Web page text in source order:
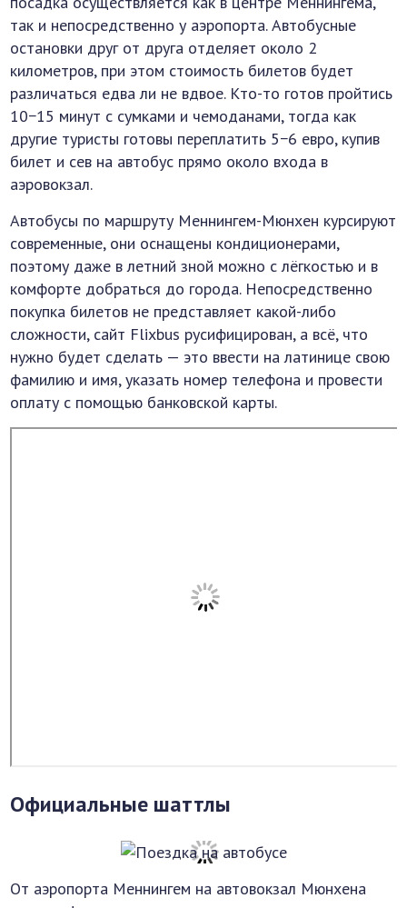
так и непосредственно у аэропорта. Автобусные
остановки друг от друга отделяет около 2
километров, при этом стоимость билетов будет
различаться едва ли не вдвое. Кто-то готов пройтись
10−15 минут с сумками и чемоданами, тогда как
другие туристы готовы переплатить 5−6 евро, купив
билет и сев на автобус прямо около входа в
аэровокзал.
Автобусы по маршруту Меннингем-Мюнхен курсируют
современные, они оснащены кондиционерами,
поэтому даже в летний зной можно с лёгкостью и в
комфорте добраться до города. Непосредственно
покупка билетов не представляет какой-либо
сложности, сайт Flixbus русифицирован, а всё, что
нужно будет сделать — это ввести на латинице свою
фамилию и имя, указать номер телефона и провести
оплату с помощью банковской карты.
Официальные шаттлы
От аэропорта Меннингем на автовокзал Мюнхена